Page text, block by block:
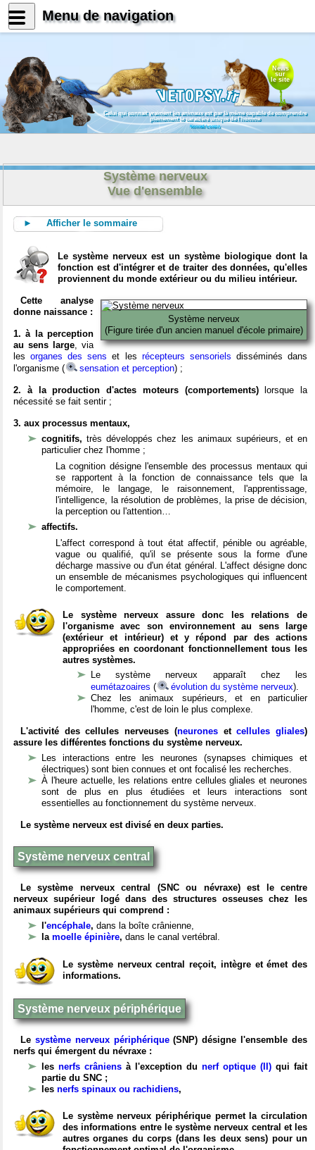
News
sur
le site
Celui qui connait vraiment les animaux est par là même capable de comprendre
pleinement le caractère unique de l'homme
Konrad Lorenz
Système nerveux
Vue d'ensemble
► Afficher le sommaire
Le système nerveux est un système biologique dont la
fonction est d'intégrer et de traiter des données, qu'elles
proviennent du monde extérieur ou du milieu intérieur.
Système nerveux
(Figure tirée d'un ancien manuel d'école primaire)
Cette analyse
donne naissance :
1. à la perception
au sens large, via
lesorganes des sens et les récepteurs sensoriels disséminés dans
l'organisme (
sensation et perception) ;
2. à la production d'actes moteurs (comportements)lorsque la
nécessité se fait sentir ;
3. aux processus mentaux,
cognitifs,très développés chez les animaux supérieurs, et en
particulier chez l'homme ;
La cognition désigne l'ensemble des processus mentaux qui
se rapportent à la fonction de connaissance tels que la
mémoire, le langage, le raisonnement, l'apprentissage,
l'intelligence, la résolution de problèmes, la prise de décision,
la perception ou l'attention…
affectifs.
L'affect correspond à tout état affectif, pénible ou agréable,
vague ou qualifié, qu'il se présente sous la forme d'une
décharge massive ou d'un état général. L'affect désigne donc
un ensemble de mécanismes psychologiques qui influencent
le comportement.
Le système nerveux assure donc les relations de
l'organisme avec son environnement au sens large
(extérieur et intérieur) et y répond par des actions
appropriées en coordonant fonctionnellement tous les
autres systèmes.
Le système nerveux apparaît chez les
eumétazoaires ( évolution du système nerveux).
Chez les animaux supérieurs, et en particulier
l'homme, c'est de loin le plus complexe.
L'activité des cellules nerveuses (neuronesetcellules gliales)
assure les différentes fonctions du système nerveux.
Les interactions entre les neurones (synapses chimiques et
électriques) sont bien connues et ont focalisé les recherches.
À l'heure actuelle, les relations entre cellules gliales et neurones
sont de plus en plus étudiées et leurs interactions sont
essentielles au fonctionnement du système nerveux.
Le système nerveux est divisé en deux parties.
Système nerveux central
Le système nerveux central (SNC ou névraxe) est le centre
nerveux supérieur logé dans des structures osseuses chez les
animaux supérieurs qui comprend :
l'encéphale, dans la boîte crânienne,
la moelle épinière, dans le canal vertébral.
Le système nerveux central reçoit, intègre et émet des
informations.
Système nerveux périphérique
Le système nerveux périphérique(SNP) désigne l'ensemble des
nerfs qui émergent du névraxe :
les nerfs crâniens à l'exception du nerf optique (II) qui fait
partie du SNC ;
les nerfs spinaux ou rachidiens,
Le système nerveux périphérique permet la circulation
des informations entre le système nerveux central et les
autres organes du corps (dans les deux sens) pour un
Menu de navigation